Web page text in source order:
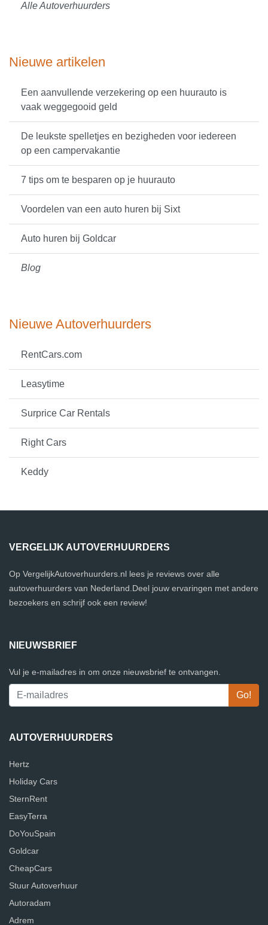
Alle Autoverhuurders
Nieuwe artikelen
Een aanvullende verzekering op een huurauto is
vaak weggegooid geld
De leukste spelletjes en bezigheden voor iedereen
op een campervakantie
7 tips om te besparen op je huurauto
Voordelen van een auto huren bij Sixt
Auto huren bij Goldcar
Blog
Nieuwe Autoverhuurders
RentCars.com
Leasytime
Surprice Car Rentals
Right Cars
Keddy
VERGELIJK AUTOVERHUURDERS
Op VergelijkAutoverhuurders.nl lees je reviews over alle
autoverhuurders van Nederland.Deel jouw ervaringen met andere
bezoekers en schrijf ook een review!
NIEUWSBRIEF
Vul je e-mailadres in om onze nieuwsbrief te ontvangen.
AUTOVERHUURDERS
Hertz
Holiday Cars
SternRent
EasyTerra
DoYouSpain
Goldcar
CheapCars
Stuur Autoverhuur
Autoradam
Adrem